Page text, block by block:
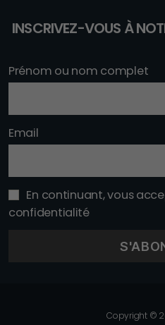
INSCRIVEZ-VOUS À
Prénom ou nom complet
Email
En continuant, vous
confidentialité
Copyright ©